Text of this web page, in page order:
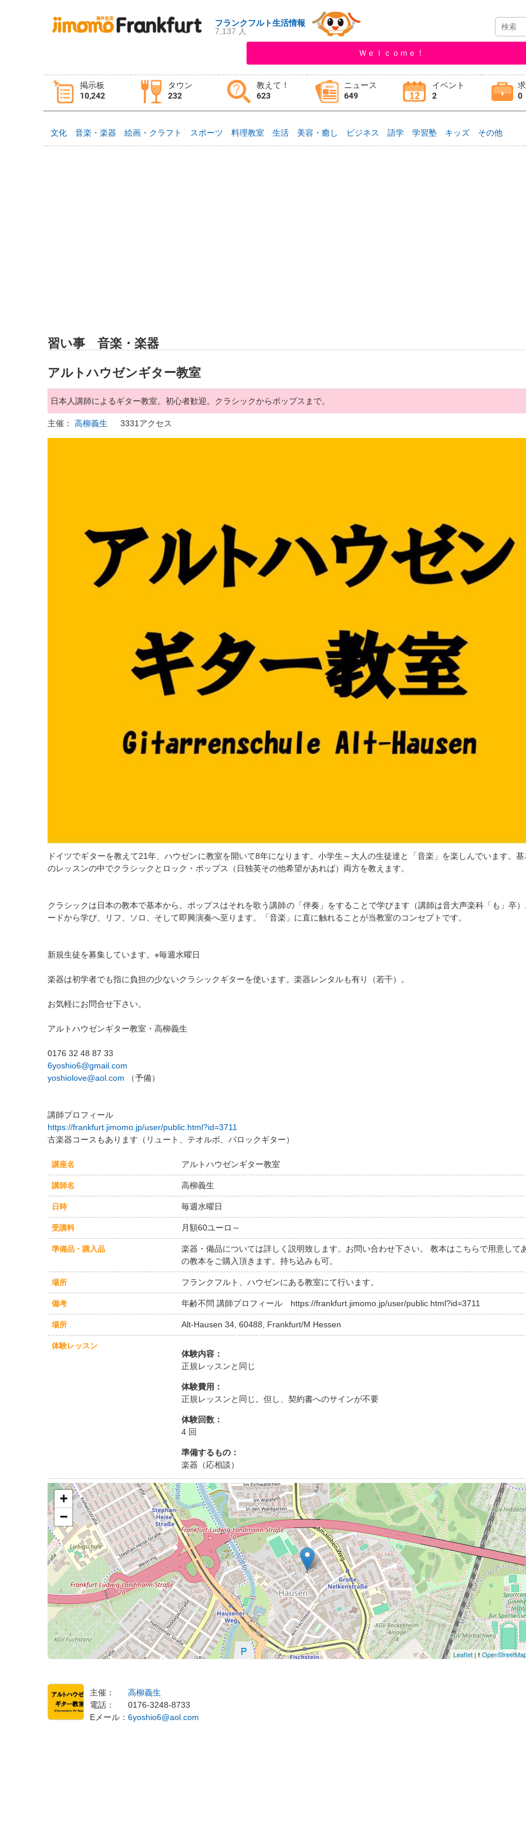
フランクフルト生活情報
7,137 人
Ｗｅｌｃｏｍｅ！
掲示板
10,242
タウン
232
教えて！
623
ニュース
649
イベント
2
0
タウン情報
文化 音楽・楽器 絵画・クラフト スポーツ 料理教室 生活 美容・癒し ビジネス 語学 学習塾 キッズ その他
習い事 音楽・楽器
アルトハウゼンギター教室
日本人講師によるギター教室。初心者歓迎。クラシックからポップスまで。
主催：高柳義生 3331アクセス
ドイツでギターを教えて21年、ハウゼンに教室を開いて8年になります。小学生～大人の生徒達と「音楽」を楽しんでいます。
のレッスンの中でクラシックとロック・ポップス（日独英その他希望があれば）両方を教えます。
クラシックは日本の教本で基本から。ポップスはそれを歌う講師の「伴奏」をすることで学びます（講師は音大声楽科「も」卒
ードから学び、リフ、ソロ、そして即興演奏へ至ります。「音楽」に直に触れることが当教室のコンセプトです。
新規生徒を募集しています。※毎週水曜日
楽器は初学者でも指に負担の少ないクラシックギターを使います。楽器レンタルも有り（若干）。
お気軽にお問合せ下さい。
アルトハウゼンギター教室・高柳義生
0176 32 48 87 33
6yoshio6@gmail.com
yoshiolove@aol.com （予備）
講師プロフィール
https://frankfurt.jimomo.jp/user/public.html?id=3711
古楽器コースもあります（リュート、テオルボ、バロックギター）
講座名 アルトハウゼンギター教室
講師名 高柳義生
日時 毎週水曜日
受講料 月額60ユーロ～
準備品・購入品
楽器・備品については詳しく説明致します。お問い合わせ下さい。 教本はこちらで用意して
の教本をご購入頂きます。持ち込みも可。
場所 フランクフルト、ハウゼンにある教室にて行います。
備考 年齢不問 講師プロフィール https://frankfurt.jimomo.jp/user/public.html?id=3711
場所 Alt-Hausen 34, 60488, Frankfurt/M Hessen
体験レッスン
体験内容：
正規レッスンと同じ
体験費用：
正規レッスンと同じ。但し、契約書へのサインが不要
体験回数：
4 回
準備するもの：
楽器（応相談）
+
−
Leaflet| ɫ
主催：
高柳義生
電話：
0176-3248-8733
Eメール：6yoshio6@aol.com